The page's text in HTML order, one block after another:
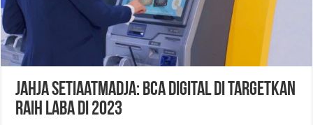
Jahja Setiaatmadja: BCA Digital Di Targetkan
Raih Laba Di 2023